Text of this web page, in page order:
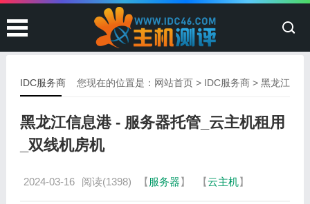
您现在的位置是： 网站首页 > IDC服务商 >黑龙江
IDC服务商
黑龙江信息港 - 服务器托管_云主机租用
_双线机房机
2024-03-16 阅读(1398) 【 服务器】 【云主机】